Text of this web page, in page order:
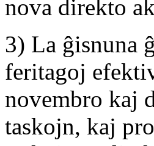
nova direkto
3) La ĝisnuna
feritagoj
novembro kaj
taskojn, kaj